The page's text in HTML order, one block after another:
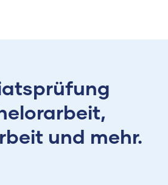
und mehr.